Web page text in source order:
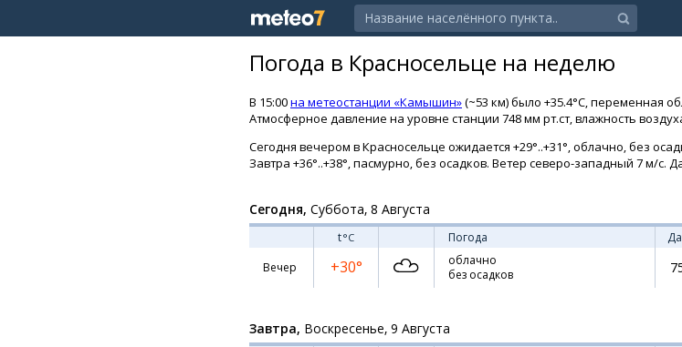
Погода в Красносельце на неделю
В 15:00на метеостанции «Камышин»(~53 км) было +35.4°C, переменная
Атмосферное давление на уровне станции 748 мм рт.ст, влажность
Сегодня вечером в Красносельце ожидается +29°..+31°, облачно, без
Завтра +36°..+38°, пасмурно, без осадков. Ветер северо-западный 7 м/с.
Сегодня, Суббота, 8 Августа
t°C Погода
Вечер
+30°
облачно
без осадков
Завтра, Воскресенье, 9 Августа